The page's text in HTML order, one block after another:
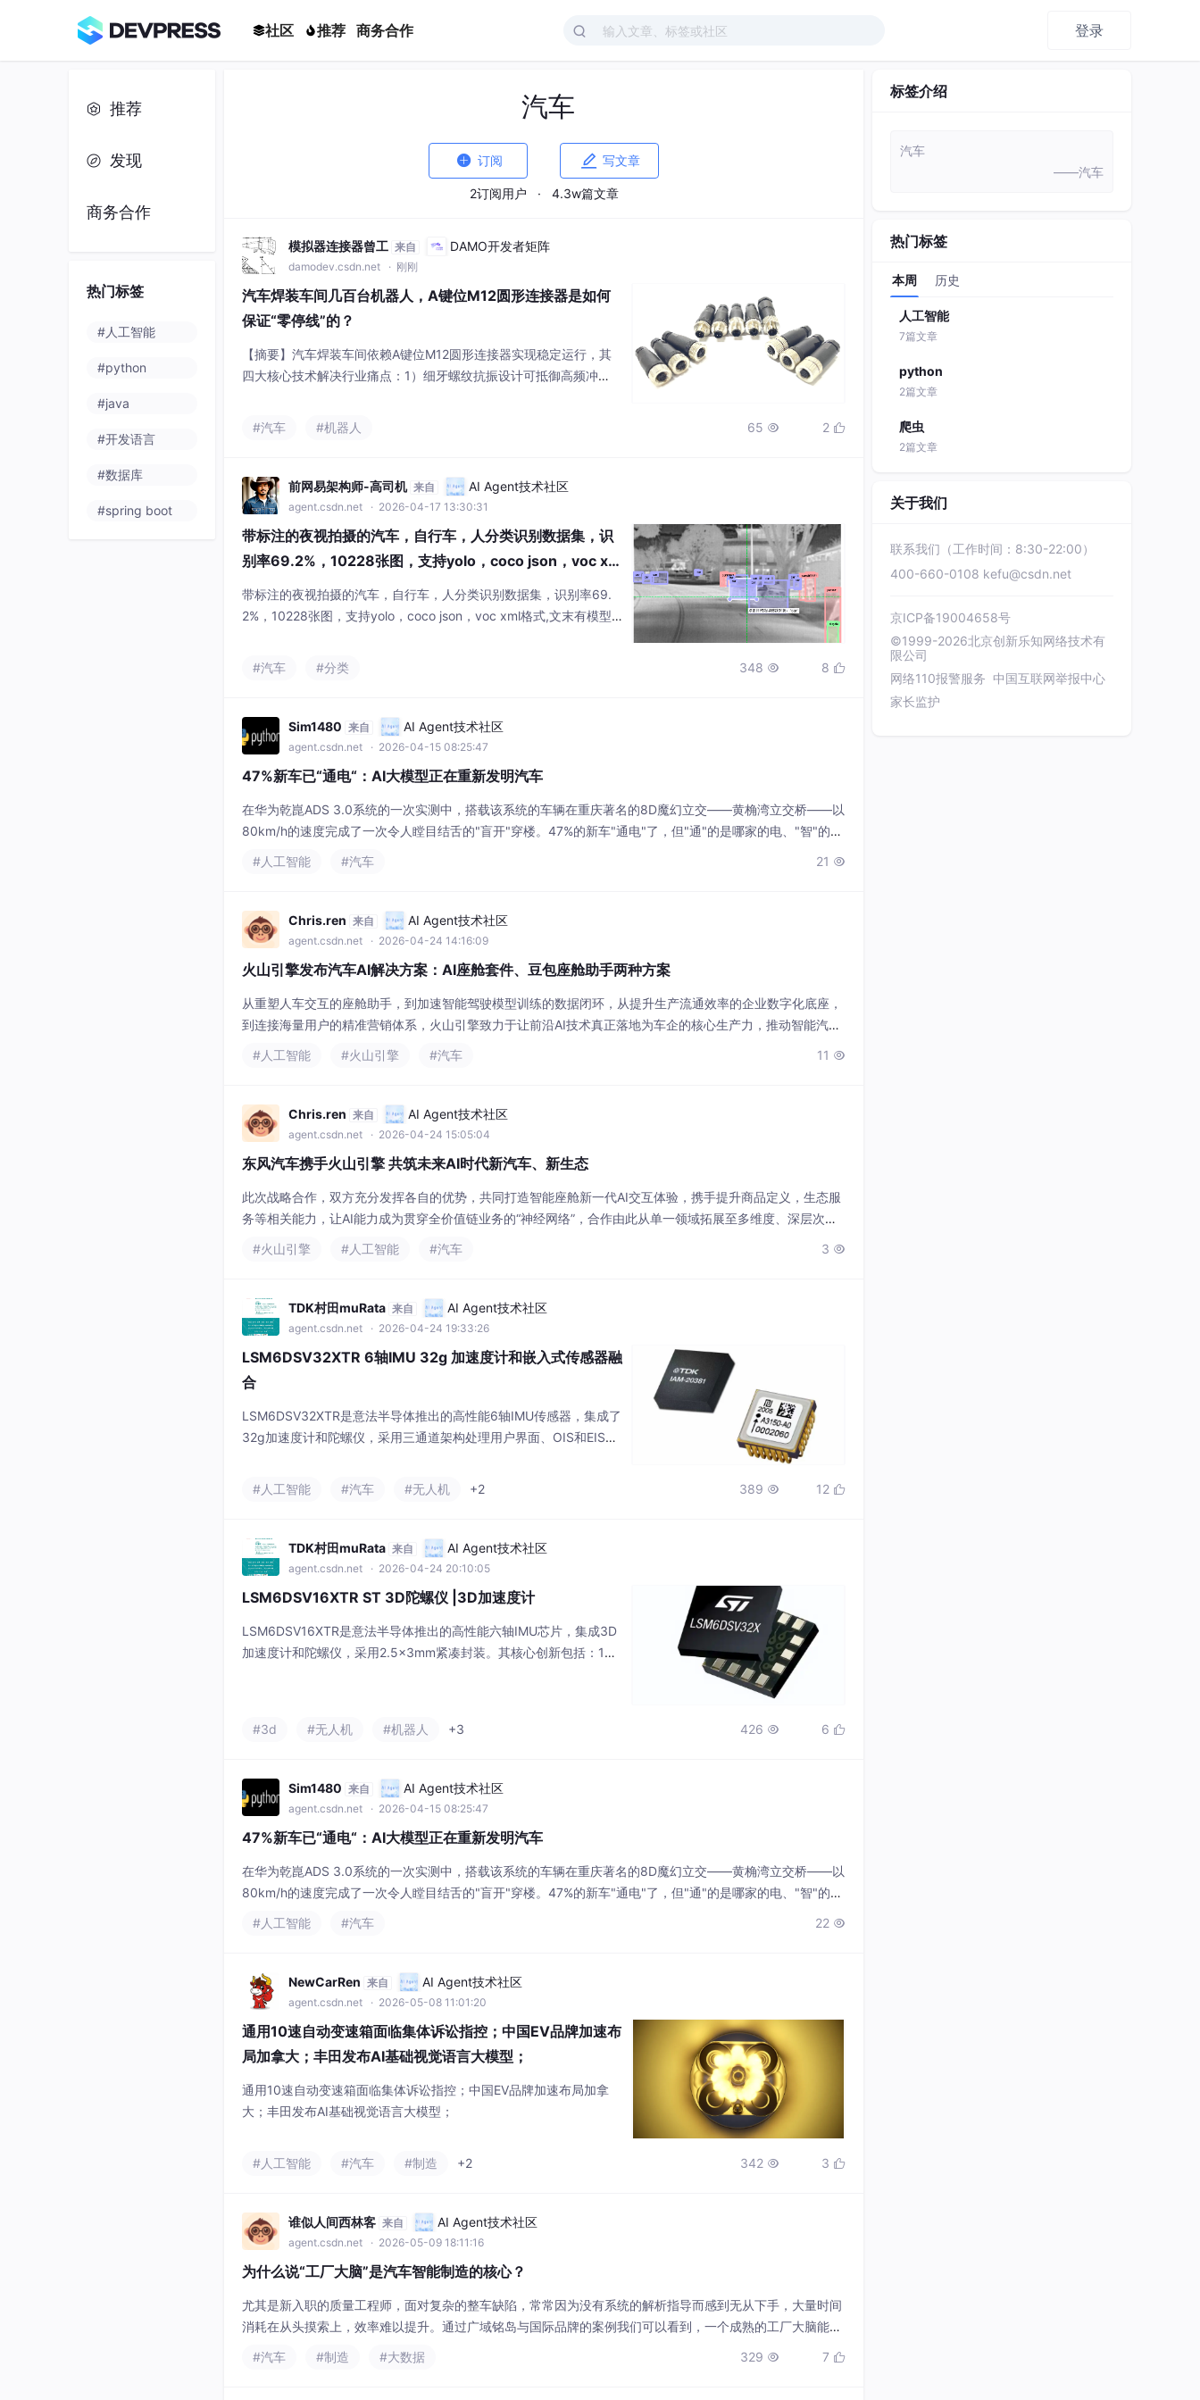
社区 推荐 商务合作 登录
推荐
发现
商务合作
热门标签
#人工智能
#python
#java
#开发语言
#数据库
#spring boot
汽车
 订阅  写文章
2订阅用户 · 4.3w篇文章
模拟器连接器曾工 来自 DAMO开发者矩阵
damodev.csdn.net · 刚刚
汽车焊装车间几百台机器人，A键位M12圆形连接器是如何
保证“零停线”的？
【摘要】汽车焊装车间依赖A键位M12圆形连接器实现稳定运行，其
四大核心技术解决行业痛点：1）细牙螺纹抗振设计可抵御高频冲
抵抗焊渣、冷却液侵蚀；4）A编码机械防呆杜绝误插。实际应用中，
动
#汽车 #机器人 65  2 
前网易架构师-高司机 来自 AI Agent技术社区
agent.csdn.net · 2026-04-17 13:30:31
带标注的夜视拍摄的汽车，自行车，人分类识别数据集，识
别率69.2%，10228张图，支持yolo，coco json，voc xm
l格式,文末有模型训练代码
​带标注的夜视拍摄的汽车，自行车，人分类识别数据集，识别率69.
2%，10228张图，支持yolo，coco json，voc xml格式,文末有模型
#汽车
#分类 348  8 
Sim1480 来自 AI Agent技术社区
agent.csdn.net · 2026-04-15 08:25:47
47%新车已“通电“：AI大模型正在重新发明汽车
在华为乾崑ADS 3.0系统的一次实测中，搭载该系统的车辆在重庆著名的8D魔幻立交——黄桷湾立交桥——以
80km/h的速度完成了一次令人瞠目结舌的"盲开"穿楼。47%的新车"通电"了，但"通"的是哪家的电、"智"的是
谁家的模型，依然是中国汽车产业必须面对的深层问题。与基于闭源大模型的智能座舱不同，DeepSeek-R1
#人工智能 #汽车 21 
Chris.ren 来自 AI Agent技术社区
agent.csdn.net · 2026-04-24 14:16:09
火山引擎发布汽车AI解决方案：AI座舱套件、豆包座舱助手两种方案
从重塑人车交互的座舱助手，到加速智能驾驶模型训练的数据闭环，从提升生产流通效率的企业数字化底座，
到连接海量用户的精准营销体系，火山引擎致力于让前沿AI技术真正落地为车企的核心生产力，推动智能汽车
迈向“原生智能”新时代。通过AI与车的深度融合，火山引擎将与车企共同打造鲜活、聪明、普适的智能座舱用
#人工智能 #火山引擎 #汽车 11 
Chris.ren 来自 AI Agent技术社区
agent.csdn.net · 2026-04-24 15:05:04
东风汽车携手火山引擎 共筑未来AI时代新汽车、新生态
此次战略合作，双方充分发挥各自的优势，共同打造智能座舱新一代AI交互体验，携手提升商品定义，生态服
务等相关能力，让AI能力成为贯穿全价值链业务的“神经网络”，合作由此从单一领域拓展至多维度、深层次。
未来，东风汽车与火山引擎将持续深化合作，持续推动豆包大模型、云计算在汽车全产业链的深度融合与创新
#火山引擎 #人工智能 #汽车 3 
TDK村田muRata 来自 AI Agent技术社区
agent.csdn.net · 2026-04-24 19:33:26
LSM6DSV32XTR 6轴IMU 32g 加速度计和嵌入式传感器融
合
LSM6DSV32XTR是意法半导体推出的高性能6轴IMU传感器，集成了
32g加速度计和陀螺仪，采用三通道架构处理用户界面、OIS和EIS数
算功能，包括嵌入式机器学习核心(MLC)和有限状态机(FSM)。创新
#人工智能 #汽车 #无人机 +2 389  12 
TDK村田muRata 来自 AI Agent技术社区
agent.csdn.net · 2026-04-24 20:10:05
LSM6DSV16XTR ST 3D陀螺仪 |3D加速度计
LSM6DSV16XTR是意法半导体推出的高性能六轴IMU芯片，集成3D
加速度计和陀螺仪，采用2.5×3mm紧凑封装。其核心创新包括：1）
角速度测量，通过I²C/SPI接口通信，内置4.5KB F
#3d #无人机 #机器人 +3 426  6 
Sim1480 来自 AI Agent技术社区
agent.csdn.net · 2026-04-15 08:25:47
47%新车已“通电“：AI大模型正在重新发明汽车
在华为乾崑ADS 3.0系统的一次实测中，搭载该系统的车辆在重庆著名的8D魔幻立交——黄桷湾立交桥——以
80km/h的速度完成了一次令人瞠目结舌的"盲开"穿楼。47%的新车"通电"了，但"通"的是哪家的电、"智"的是
谁家的模型，依然是中国汽车产业必须面对的深层问题。与基于闭源大模型的智能座舱不同，DeepSeek-R1
#人工智能 #汽车 22 
NewCarRen 来自 AI Agent技术社区
agent.csdn.net · 2026-05-08 11:01:20
通用10速自动变速箱面临集体诉讼指控；中国EV品牌加速布
局加拿大；丰田发布AI基础视觉语言大模型；
通用10速自动变速箱面临集体诉讼指控；中国EV品牌加速布局加拿
大；丰田发布AI基础视觉语言大模型；
#人工智能 #汽车 #制造 +2 342  3 
谁似人间西林客 来自 AI Agent技术社区
agent.csdn.net · 2026-05-09 18:11:16
为什么说“工厂大脑”是汽车智能制造的核心？
尤其是新入职的质量工程师，面对复杂的整车缺陷，常常因为没有系统的解析指导而感到无从下手，大量时间
消耗在从头摸索上，效率难以提升。通过广域铭岛与国际品牌的案例我们可以看到，一个成熟的工厂大脑能够
打破数据壁垒，让数据真正流动起来，将工程师的个人经验转化为可复用的组织资产。如果一支庞大的交响乐
#汽车 #制造 #大数据 329  7 
标签介绍
汽车
——汽车
热门标签
本周 历史
人工智能
7篇文章
python
2篇文章
爬虫
2篇文章
关于我们
联系我们（工作时间：8:30-22:00）
400-660-0108 kefu@csdn.net
京ICP备19004658号
©1999-2026北京创新乐知网络技术有
限公司
网络110报警服务 中国互联网举报中心
家长监护